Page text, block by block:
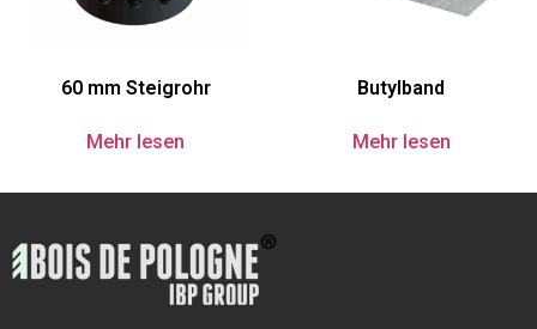
60 mm Steigrohr
Mehr lesen
Butylband
Mehr lesen